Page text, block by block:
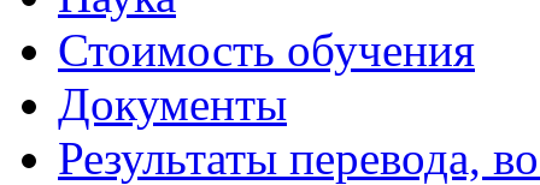
Стоимость обучения
Документы
Результаты перевода,